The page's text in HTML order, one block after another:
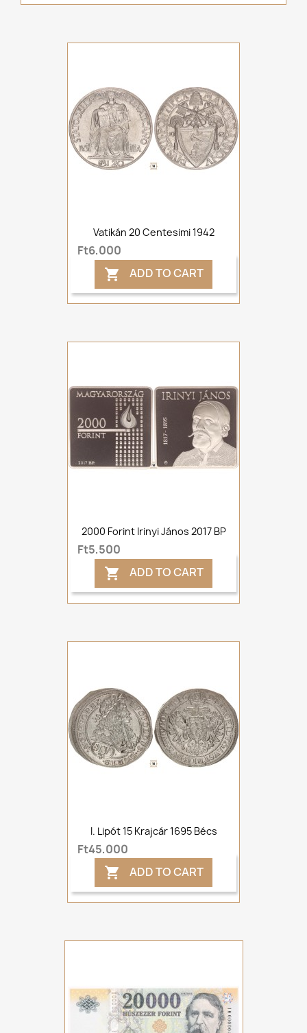
Vatikán 20 Centesimi 1942
Ft6,000
 ADD TO CART
2000 Forint Irinyi János 2017 BP
Ft5,500
 ADD TO CART
I. Lipót 15 Krajcár 1695 Bécs
Ft45,000
 ADD TO CART